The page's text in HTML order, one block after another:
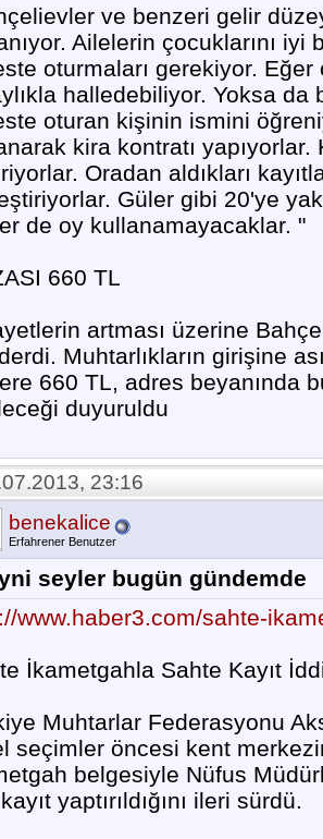
ve benzeri gelir
Ailelerin çocuklarını
oturmaları gerekiyor. Eğer
halledebiliyor. Yoksa da
oturan kişinin ismini
kira kontratı
Oradan aldıkları
Güler gibi 20'ye
de oy kullanamayacaklar. "
660 TL
artması üzerine
Muhtarlıkların girişine
660 TL, adres beyanında
duyuruldu
23:16
benekalice
Erfahrener Benutzer
seyler bugün gündemde
www.haber3.com/sahte-
İkametgahla Sahte Kayıt
Muhtarlar Federasyonu
seçimler öncesi kent
belgesiyle Nüfus
yaptırıldığını ileri sürdü.